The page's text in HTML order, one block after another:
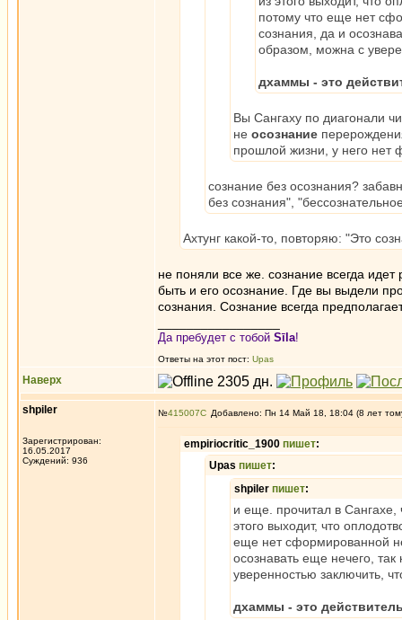
потому что еще нет
сознания, да и
образом, можна с
дхаммы - это
Вы Сангаху по диагонали
не осознание
прошлой жизни, у него нет
сознание без осознания?
без сознания",
Ахтунг какой-то, повторяю: "Это
не поняли все же. сознание всегда
быть и его осознание. Где вы выдели
сознания. Сознание всегда
Да пребудет с тобой Sīla!
Ответы на этот пост: Upas
Наверх
shpiler
Зарегистрирован:
16.05.2017
Суждений: 936
№415007 Добавлено: Пн 14 Май 18, 18:04 (8 лет
empiriocritic_1900 пишет:
Upas пишет:
shpiler пишет:
и еще. прочитал в Сангахе,
этого выходит, что
еще нет сформированной
осознавать еще нечего,
уверенностью заключить,
дхаммы - это